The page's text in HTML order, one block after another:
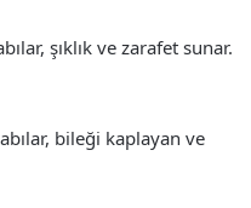
şıklık ve zarafet sunar.
bileği kaplayan ve